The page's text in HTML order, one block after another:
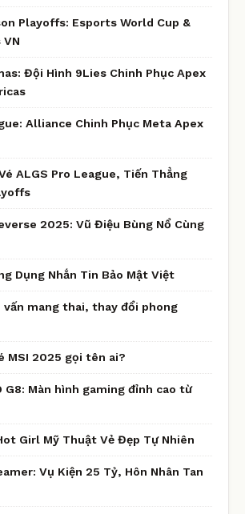
Playoffs: Esports World Cup &
Đội Hình 9Lies Chinh Phục Apex
Alliance Chinh Phục Meta Apex
ALGS Pro League, Tiến Thẳng
2025: Vũ Điệu Bùng Nổ Cùng
Dụng Nhắn Tin Bảo Mật Việt
vấn mang thai, thay đổi phong
MSI 2025 gọi tên ai?
G8: Màn hình gaming đỉnh cao từ
Girl Mỹ Thuật Vẻ Đẹp Tự Nhiên
Vụ Kiện 25 Tỷ, Hôn Nhân Tan